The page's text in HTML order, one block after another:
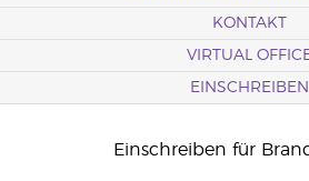
KONTAKT
VIRTUAL
EINSCHREIBEN
Einschreiben für